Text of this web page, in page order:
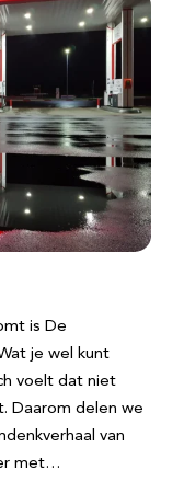
is De
je wel kunt
voelt dat niet
Daarom delen we
van
met…